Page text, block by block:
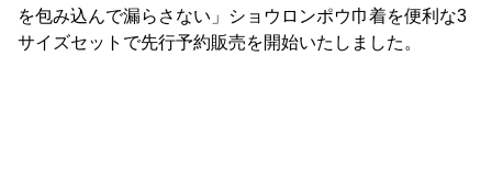
を包み込んで漏らさない」ショウロンポウ巾着を便利な3
サイズセットで先行予約販売を開始いたしました。